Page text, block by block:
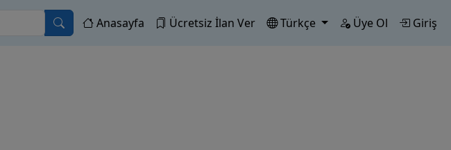
Anasayfa Ücretsiz İlan Ver Türkçe Üye Ol Giriş